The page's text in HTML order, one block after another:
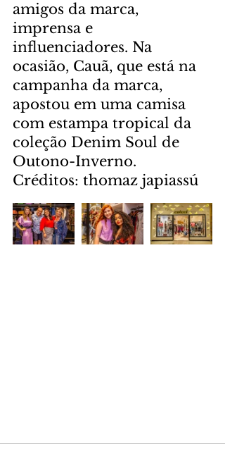
amigos da marca,
imprensa e
influenciadores. Na
ocasião, Cauã, que está na
campanha da marca,
apostou em uma camisa
com estampa tropical da
coleção Denim Soul de
Outono-Inverno.
Créditos: thomaz japiassú